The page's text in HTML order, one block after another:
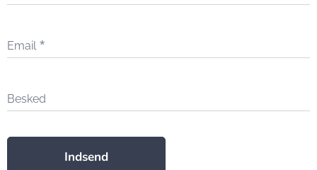
Email
Besked
Indsend